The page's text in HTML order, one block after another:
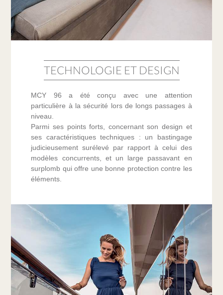
TECHNOLOGIE ET DESIGN
MCY 96 a été conçu avec une attention
particulière à la sécurité lors de longs passages à
niveau.
Parmi ses points forts, concernant son design et
ses caractéristiques techniques : un bastingage
judicieusement surélevé par rapport à celui des
modèles concurrents, et un large passavant en
surplomb qui offre une bonne protection contre les
éléments.